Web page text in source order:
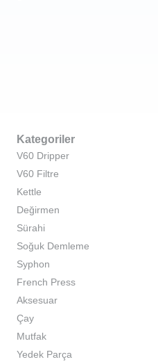
Kategoriler
V60 Dripper
V60 Filtre
Kettle
Değirmen
Sürahi
Soğuk Demleme
Syphon
French Press
Aksesuar
Çay
Mutfak
Yedek Parça